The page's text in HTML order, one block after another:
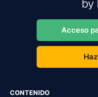
Acceso
CONTENIDO